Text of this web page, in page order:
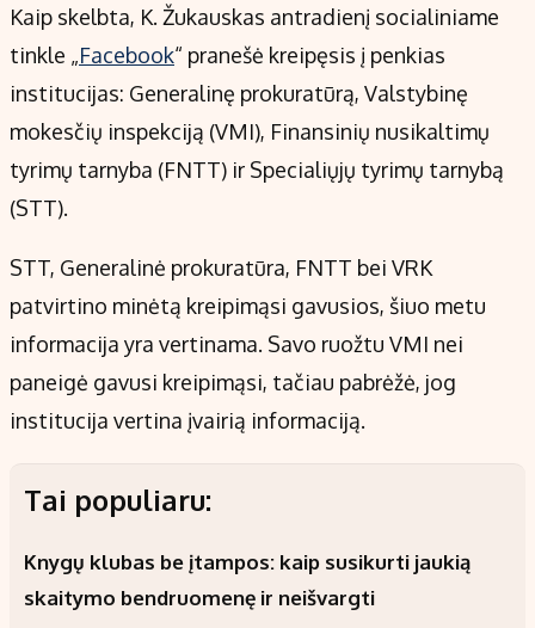
Kaip skelbta, K. Žukauskas antradienį socialiniame
tinkle „Facebook“ pranešė kreipęsis į penkias
institucijas: Generalinę prokuratūrą, Valstybinę
mokesčių inspekciją (VMI), Finansinių nusikaltimų
tyrimų tarnyba (FNTT) ir Specialiųjų tyrimų tarnybą
(STT).
STT, Generalinė prokuratūra, FNTT bei VRK
patvirtino minėtą kreipimąsi gavusios, šiuo metu
informacija yra vertinama. Savo ruožtu VMI nei
paneigė gavusi kreipimąsi, tačiau pabrėžė, jog
institucija vertina įvairią informaciją.
Tai populiaru:
Knygų klubas be įtampos: kaip susikurti jaukią
skaitymo bendruomenę ir neišvargti